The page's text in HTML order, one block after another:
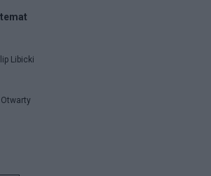
Libicki
Otwarty